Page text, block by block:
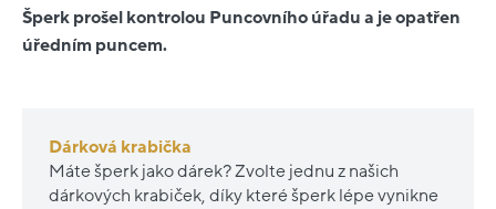
Šperk prošel kontrolou Puncovního úřadu a je opatřen
úředním puncem.
Dárková krabička
Máte šperk jako dárek? Zvolte jednu z našich
dárkových krabiček, díky které šperk lépe vynikne